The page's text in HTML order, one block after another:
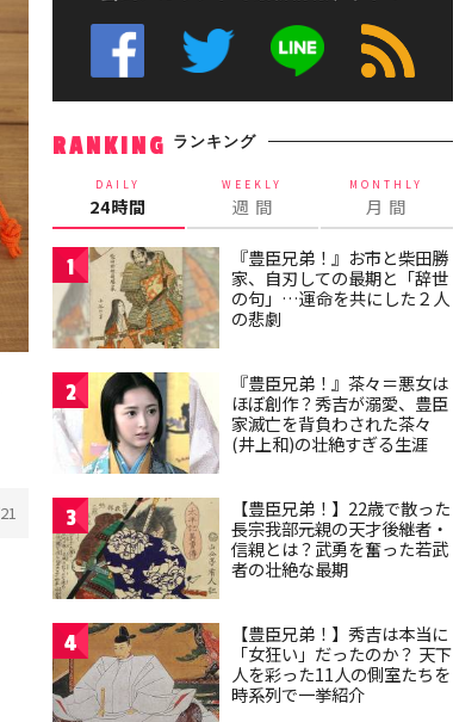
RANKING ランキング
DAILY
24時間
WEEKLY
週 間
MONTHLY
月 間
1
『豊臣兄弟！』お市と柴田勝
家、自刃しての最期と「辞世
の句」…運命を共にした２人
の悲劇
2
『豊臣兄弟！』茶々＝悪女は
ほぼ創作？秀吉が溺愛、豊臣
家滅亡を背負わされた茶々
(井上和)の壮絶すぎる生涯
3
【豊臣兄弟！】22歳で散った
長宗我部元親の天才後継者・
信親とは？武勇を奮った若武
者の壮絶な最期
4
【豊臣兄弟！】秀吉は本当に
「女狂い」だったのか？ 天下
人を彩った11人の側室たちを
時系列で一挙紹介